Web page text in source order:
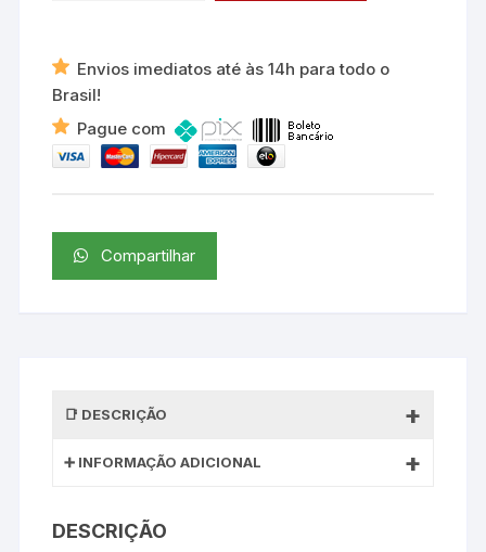
Envios imediatos até às 14h para todo o
Brasil!
Pague com
Compartilhar
DESCRIÇÃO
INFORMAÇÃO ADICIONAL
DESCRIÇÃO